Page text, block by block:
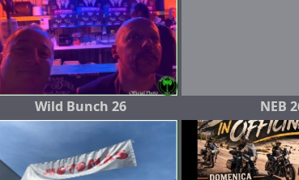
Wild Bunch 26 NEB